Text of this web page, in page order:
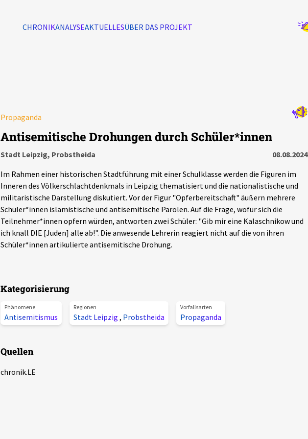
CHRONIKANALYSEAKTUELLESÜBER DAS PROJEKT
Propaganda
Antisemitische Drohungen durch Schüler*innen
Stadt Leipzig, Probstheida
08.08.2024
Im Rahmen einer historischen Stadtführung mit einer Schulklasse werden die Figuren im
Inneren des Völkerschlachtdenkmals in Leipzig thematisiert und die nationalistische und
militaristische Darstellung diskutiert. Vor der Figur "Opferbereitschaft" äußern mehrere
Schüler*innen islamistische und antisemitische Parolen. Auf die Frage, wofür sich die
Teilnehmer*innen opfern würden, antworten zwei Schüler: "Gib mir eine Kalaschnikow und
ich knall DIE [Juden] alle ab!". Die anwesende Lehrerin reagiert nicht auf die von ihren
Schüler*innen artikulierte antisemitische Drohung.
Kategorisierung
Phänomene
Antisemitismus
Regionen
Stadt Leipzig , Probstheida
Vorfallsarten
Propaganda
Quellen
chronik.LE